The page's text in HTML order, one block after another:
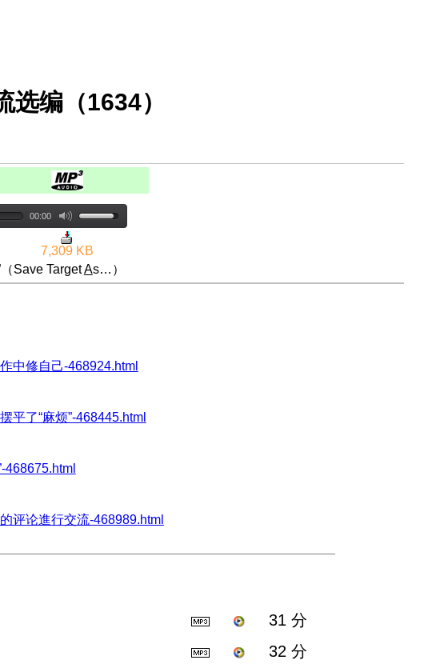
选编（1634）
00:00
7,309 KB
Save TargetAs…）
中修自己-468924.html
平了“麻烦”-468445.html
468675.html
评论進行交流-468989.html
31 分
32 分